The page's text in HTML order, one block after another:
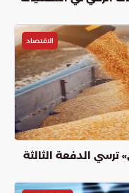
الاقتصاد
ترسي الدفعة الثالثة